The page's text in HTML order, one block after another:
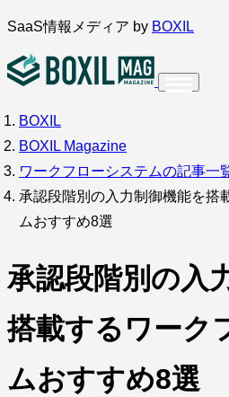
内
を
キ
ッ
プ
SaaS情報メディア by BOXIL
インタビュー
サービス比較 キーワードか
SaaS情報メディア by
BOXIL
BOXIL Magazine
ワークフローシステムの記事一
承認段階別の入力制御機能を搭
ムおすすめ8選
承認段階別の入
搭載するワーク
ムおすすめ8選